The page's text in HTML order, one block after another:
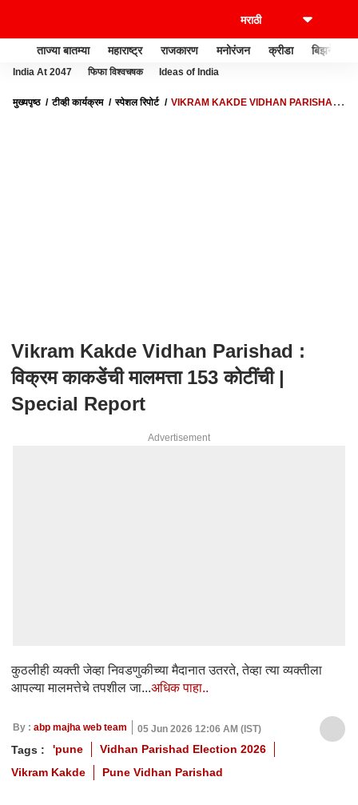
ताज्या बातम्या महाराष्ट्र राजकारण मनोरंजन क्रीडा बिझनेस
India At 2047 फिफा विश्वचषक Ideas of India
मुख्यपृष्ठ टीव्ही कार्यक्रम स्पेशल रिपोर्ट
VIKRAM KAKDE VIDHAN PARISHAD :
Vikram Kakde Vidhan Parishad :
विक्रम काकडेंची मालमत्ता 153 कोटींची |
Special Report
Advertisement
कुठलीही व्यक्ती जेव्हा निवडणुकीच्या मैदानात उतरते, तेव्हा त्या व्यक्तीला
आपल्या मालमत्तेचे तपशील जा...अधिक पाहा..
By : abp majha web team 05 Jun 2026 12:06 AM (IST)
Tags : 'pune
Vidhan Parishad Election 2026
Vikram Kakde
Pune Vidhan Parishad